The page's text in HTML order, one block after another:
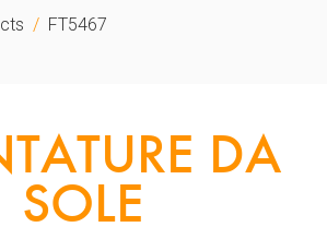
FT5467
DA
SOLE